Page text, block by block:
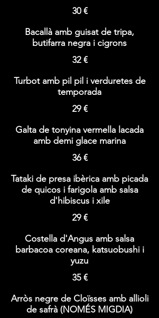
30 €
Bacallà amb guisat de tripa,
butifarra negra i cigrons
32 €
Turbot amb pil pil i verduretes de
temporada
29 €
Galta de tonyina vermella lacada
amb demi glace marina
36 €
Tataki de presa ibèrica amb picada
de quicos i farigola amb salsa
d'hibiscus i xile
29 €
Costella d'Angus amb salsa
barbacoa coreana, katsuobushi i
yuzu
35 €
Arròs negre de Cloïsses amb allioli
de safrà (NOMÉS MIGDIA)